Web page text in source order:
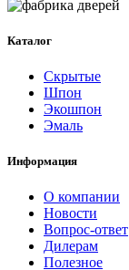
Каталог
Скрытые
Шпон
Экошпон
Эмаль
Информация
О компании
Новости
Вопрос-ответ
Дилерам
Полезное